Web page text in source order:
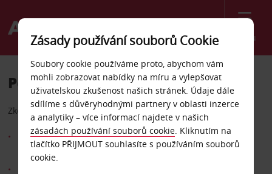
Menu
Požádat o vrácení peněz
Zkontrolujte, zda splňujete podmínky:
Rezervaci jste museli vytvořit přímo u společnosti Avis na
evropských webových stránkách Avis
Zásady používání souborů Cookie
Soubory cookie používáme proto, abychom vám
mohli zobrazovat nabídky na míru a vylepšovat
uživatelskou zkušenost našich stránek. Údaje dále
sdílíme s důvěryhodnými partnery v oblasti inzerce
a analytiky – více informací najdete v našich
zásadách používání souborů cookie. Kliknutím na
tlačítko PŘIJMOUT souhlasíte s používáním souborů
cookie.